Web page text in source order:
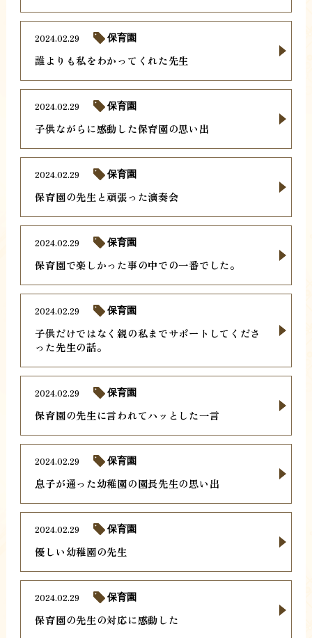
誰よりも私をわかってくれた先生
2024.02.29 保育園
子供ながらに感動した保育園の思い出
2024.02.29 保育園
保育園の先生と頑張った演奏会
2024.02.29 保育園
保育園で楽しかった事の中での一番でした。
2024.02.29 保育園
子供だけではなく親の私までサポートしてくださ
った先生の話。
2024.02.29 保育園
保育園の先生に言われてハッとした一言
2024.02.29 保育園
息子が通った幼稚園の園長先生の思い出
2024.02.29 保育園
優しい幼稚園の先生
2024.02.29 保育園
保育園の先生の対応に感動した
2024.02.29 保育園